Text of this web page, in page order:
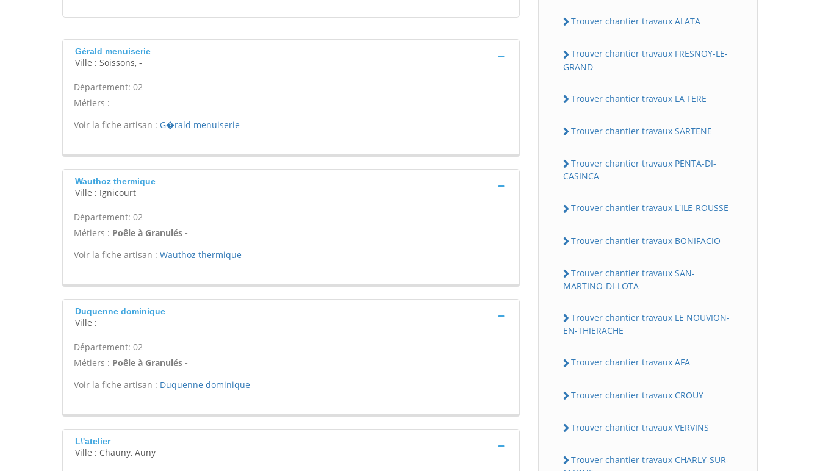
Gérald menuiserie
Ville : Soissons, -
Département: 02
Métiers :
Voir la fiche artisan : G�rald menuiserie
Wauthoz thermique
Ville : Ignicourt
Département: 02
Métiers : Poêle à Granulés -
Voir la fiche artisan : Wauthoz thermique
Duquenne dominique
Ville :
Département: 02
Métiers : Poêle à Granulés -
Voir la fiche artisan : Duquenne dominique
L\'atelier
Ville : Chauny, Auny
Trouver chantier travaux ALATA
Trouver chantier travaux FRESNOY-LE-
GRAND
Trouver chantier travaux LA FERE
Trouver chantier travaux SARTENE
Trouver chantier travaux PENTA-DI-
CASINCA
Trouver chantier travaux L'ILE-ROUSSE
Trouver chantier travaux BONIFACIO
Trouver chantier travaux SAN-
MARTINO-DI-LOTA
Trouver chantier travaux LE NOUVION-
EN-THIERACHE
Trouver chantier travaux AFA
Trouver chantier travaux CROUY
Trouver chantier travaux VERVINS
Trouver chantier travaux CHARLY-SUR-